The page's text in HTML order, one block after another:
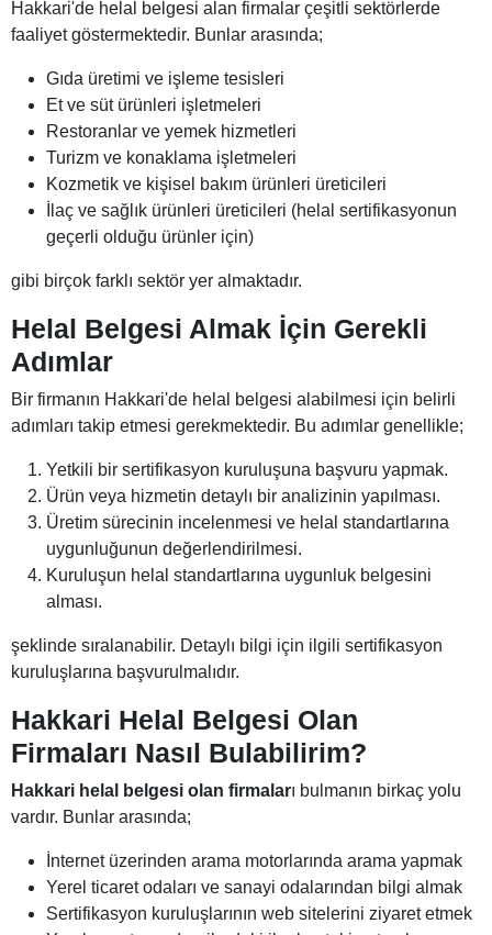
Hakkari'de helal belgesi alan firmalar çeşitli sektörlerde
faaliyet göstermektedir. Bunlar arasında;
Gıda üretimi ve işleme tesisleri
Et ve süt ürünleri işletmeleri
Restoranlar ve yemek hizmetleri
Turizm ve konaklama işletmeleri
Kozmetik ve kişisel bakım ürünleri üreticileri
İlaç ve sağlık ürünleri üreticileri (helal sertifikasyonun
geçerli olduğu ürünler için)
gibi birçok farklı sektör yer almaktadır.
Helal Belgesi Almak İçin Gerekli
Adımlar
Bir firmanın Hakkari'de helal belgesi alabilmesi için belirli
adımları takip etmesi gerekmektedir. Bu adımlar genellikle;
Yetkili bir sertifikasyon kuruluşuna başvuru yapmak.
Ürün veya hizmetin detaylı bir analizinin yapılması.
Üretim sürecinin incelenmesi ve helal standartlarına
uygunluğunun değerlendirilmesi.
Kuruluşun helal standartlarına uygunluk belgesini
alması.
şeklinde sıralanabilir. Detaylı bilgi için ilgili sertifikasyon
kuruluşlarına başvurulmalıdır.
Hakkari Helal Belgesi Olan
Firmaları Nasıl Bulabilirim?
Hakkari helal belgesi olan firmaları bulmanın birkaç yolu
vardır. Bunlar arasında;
İnternet üzerinden arama motorlarında arama yapmak
Yerel ticaret odaları ve sanayi odalarından bilgi almak
Sertifikasyon kuruluşlarının web sitelerini ziyaret etmek